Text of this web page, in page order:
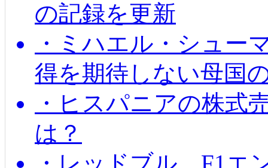
の記録を更新
・ミハエル・シュー
得を期待しない母国
・ヒスパニアの株式
は？